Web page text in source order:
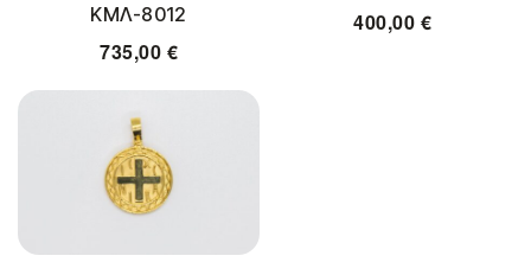
ΚΜΛ-8012
735,00 €
400,00 €